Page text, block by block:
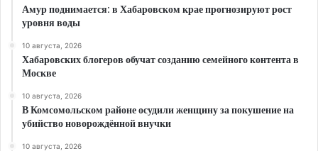
Амур поднимается: в Хабаровском крае прогнозируют рост
уровня воды
10 августа, 2026
Хабаровских блогеров обучат созданию семейного контента в
Москве
10 августа, 2026
В Комсомольском районе осудили женщину за покушение на
убийство новорождённой внучки
10 августа, 2026